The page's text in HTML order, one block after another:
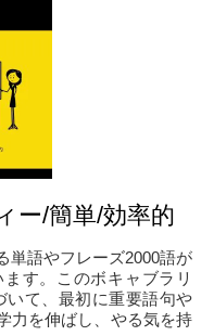
ー/簡単/効率的
単語やフレーズ2000語が
す。このボキャブラリ
いて、最初に重要語句や
力を伸ばし、やる気を持